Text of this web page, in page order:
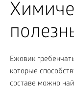
Ежовик
которые
составе можно